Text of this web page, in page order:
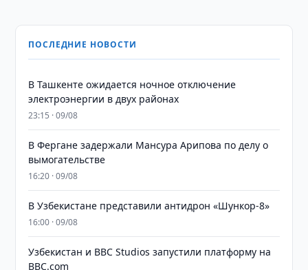
ПОСЛЕДНИЕ НОВОСТИ
В Ташкенте ожидается ночное отключение
электроэнергии в двух районах
23:15 · 09/08
В Фергане задержали Мансура Арипова по делу о
вымогательстве
16:20 · 09/08
В Узбекистане представили антидрон «Шункор-8»
16:00 · 09/08
Узбекистан и BBC Studios запустили платформу на
BBC.com